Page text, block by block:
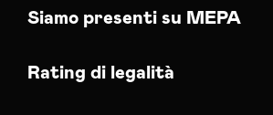
Siamo presenti su MEPA
Rating di legalità